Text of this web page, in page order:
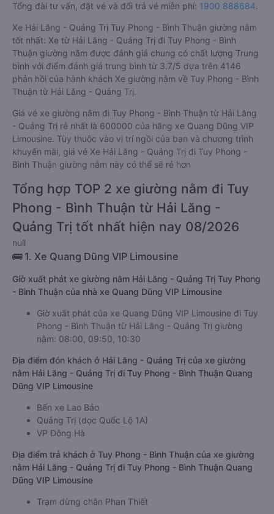
Tổng đài tư vấn, đặt vé và đổi trả vé miễn phí: 1900 888684.
Xe Hải Lăng - Quảng Trị Tuy Phong - Bình Thuận giường nằm
tốt nhất: Xe từ Hải Lăng - Quảng Trị đi Tuy Phong - Bình
Thuận giường nằm được đánh giá chung có chất lượng Trung
bình với điểm đánh giá trung bình từ 3.7/5 dựa trên 4146
phản hồi của hành khách Xe giường nằm về Tuy Phong - Bình
Thuận từ Hải Lăng - Quảng Trị.
Giá vé xe giường nằm đi Tuy Phong - Bình Thuận từ Hải Lăng
- Quảng Trị rẻ nhất là 600000 của hãng xe Quang Dũng VIP
Limousine. Tùy thuộc vào vị trí ngồi của bạn và chương trình
khuyến mãi, giá vé Xe Hải Lăng - Quảng Trị đi Tuy Phong -
Bình Thuận giường nằm này có thể sẽ rẻ hơn
Tổng hợp TOP 2 xe giường nằm đi Tuy
Phong - Bình Thuận từ Hải Lăng -
Quảng Trị tốt nhất hiện nay 08/2026
null
🚌 1. Xe Quang Dũng VIP Limousine
Giờ xuất phát xe giường nằm Hải Lăng - Quảng Trị Tuy Phong
- Bình Thuận của nhà xe Quang Dũng VIP Limousine
Giờ xuất phát của xe Quang Dũng VIP Limousine đi Tuy
Phong - Bình Thuận từ Hải Lăng - Quảng Trị giường
nằm: 08:00, 09:50, 10:30
Địa điểm đón khách ở Hải Lăng - Quảng Trị của xe giường
nằm Hải Lăng - Quảng Trị đi Tuy Phong - Bình Thuận Quang
Dũng VIP Limousine
Bến xe Lao Bảo
Quảng Trị (dọc Quốc Lộ 1A)
VP Đông Hà
Địa điểm trả khách ở Tuy Phong - Bình Thuận của xe giường
nằm Hải Lăng - Quảng Trị đi Tuy Phong - Bình Thuận Quang
Dũng VIP Limousine
Trạm dừng chân Phan Thiết